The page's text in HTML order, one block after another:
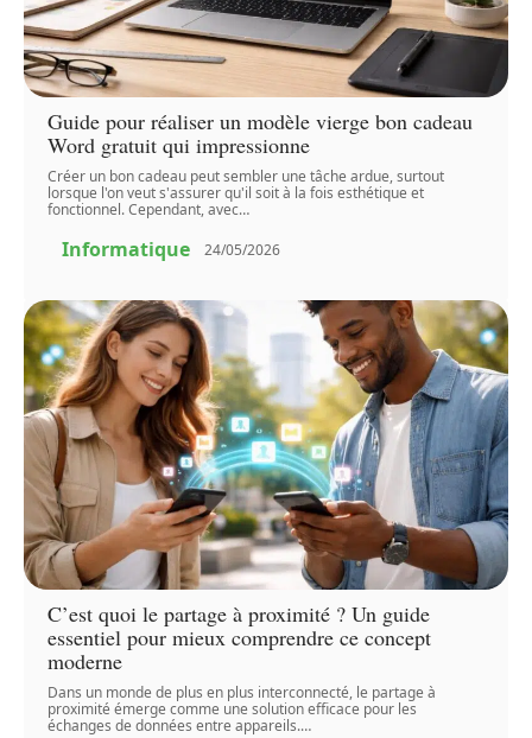
Guide pour réaliser un modèle vierge bon cadeau
Word gratuit qui impressionne
Créer un bon cadeau peut sembler une tâche ardue, surtout
lorsque l'on veut s'assurer qu'il soit à la fois esthétique et
fonctionnel. Cependant, avec…
Informatique 24/05/2026
C’est quoi le partage à proximité ? Un guide
essentiel pour mieux comprendre ce concept
moderne
Dans un monde de plus en plus interconnecté, le partage à
proximité émerge comme une solution efficace pour les
échanges de données entre appareils.…